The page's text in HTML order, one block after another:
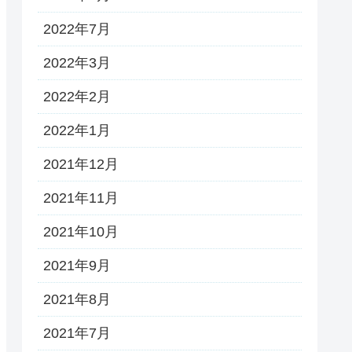
2022年7月
2022年3月
2022年2月
2022年1月
2021年12月
2021年11月
2021年10月
2021年9月
2021年8月
2021年7月